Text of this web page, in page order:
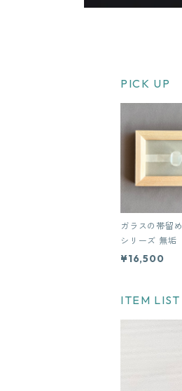
PICK UP
ガラスの帯留
シリーズ 無垢
¥16,500
ITEM LIST